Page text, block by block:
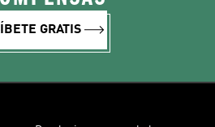
GRATIS